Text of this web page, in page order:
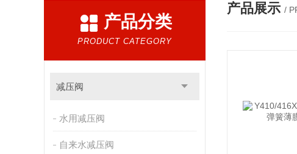
产品分类
PRODUCT CATEGORY
减压阀
水用减压阀
自来水减压阀
产品展示 /